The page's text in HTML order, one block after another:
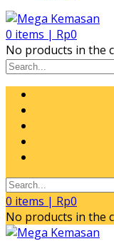
0 items | Rp0
No products in the
0 items | Rp0
No products in the